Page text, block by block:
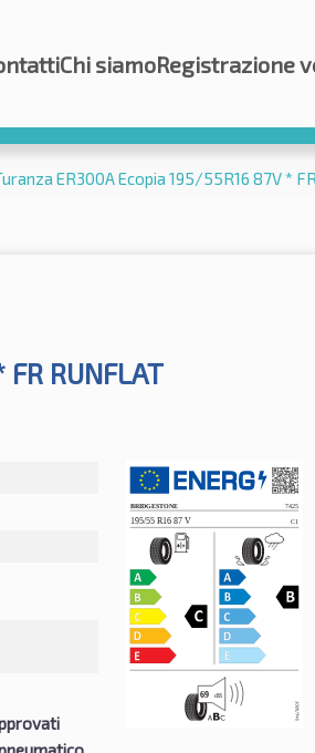
Chi siamoRegistrazione
ER300A Ecopia 195/55R16 87V *
RUNFLAT